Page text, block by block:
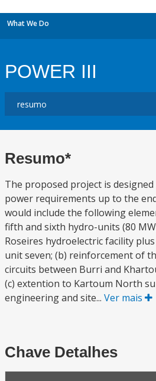
What We Do
POWER III
Resumo*
The proposed project is
power requirements up to the
would include the following
fifth and sixth hydro-units (80
Roseires hydroelectric facility
unit seven; (b) reinforcement of
circuits between Burri and
(c) extention to Kartoum North
engineering and site... Ver mais
Chave Detalhes